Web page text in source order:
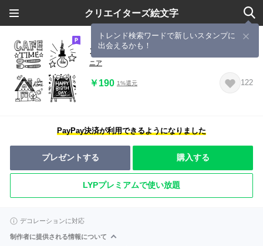
クリエイターズ絵文字
トレンド検索ワードで新しいスタンプに
出会えるかも！
カフェタイム（モノトーン）
ニア
￥190 1%還元 122
PayPay決済が利用できるようになりました
プレゼントする 購入する
LYPプレミアムで使い放題
デコレーションに対応
制作者に提供される情報について